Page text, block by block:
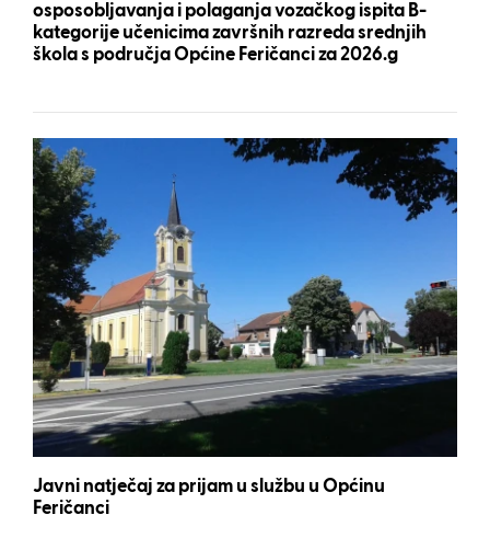
osposobljavanja i polaganja vozačkog ispita B-
kategorije učenicima završnih razreda srednjih
škola s područja Općine Feričanci za 2026.g
Javni natječaj za prijam u službu u Općinu
Feričanci